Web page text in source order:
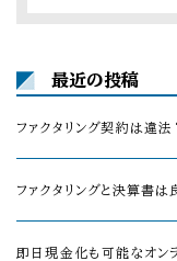
最近の投稿
ファクタリング契約は違
ファクタリングと決算書
即日現金化も可能なオンラ